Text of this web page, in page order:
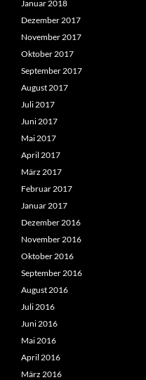
Januar 2018
Dezember 2017
November 2017
Oktober 2017
September 2017
August 2017
Juli 2017
Juni 2017
Mai 2017
April 2017
März 2017
Februar 2017
Januar 2017
Dezember 2016
November 2016
Oktober 2016
September 2016
August 2016
Juli 2016
Juni 2016
Mai 2016
April 2016
März 2016